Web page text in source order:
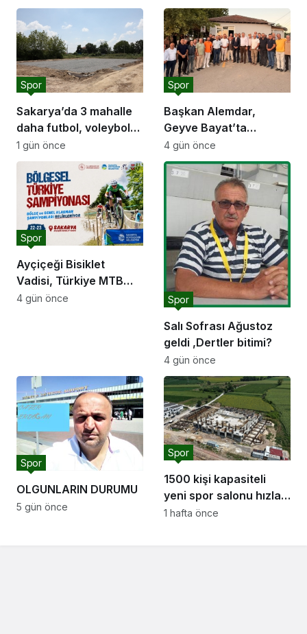
Sakarya’da 3 mahalle
daha futbol, voleybol
ve basketbol sahasına
kavuşuyor
Spor
1 gün önce
Başkan Alemdar,
Geyve Bayat’ta
hemşehrileriyle
buluştu: “Gençlik ve
spor yatırımlarını
hayata geçirmeye
devam edeceğiz”
Spor
4 gün önce
Ayçiçeği Bisiklet
Vadisi, Türkiye MTB
Şampiyonası’na ev
Spor
4 gün önce
Salı Sofrası Ağustoz
geldi ,Dertler bitimi?
Spor
4 gün önce
OLGUNLARIN DURUMU
Spor
5 gün önce
1500 kişi kapasiteli
yeni spor salonu hızla
yükseliyor: “Salon
Spor
1 hafta önce